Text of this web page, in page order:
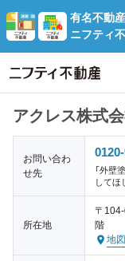
有名不動
ニフティ
アクレス株式
お問い合わ
せ先
「外壁
してほ
所在地
〒
階
地図